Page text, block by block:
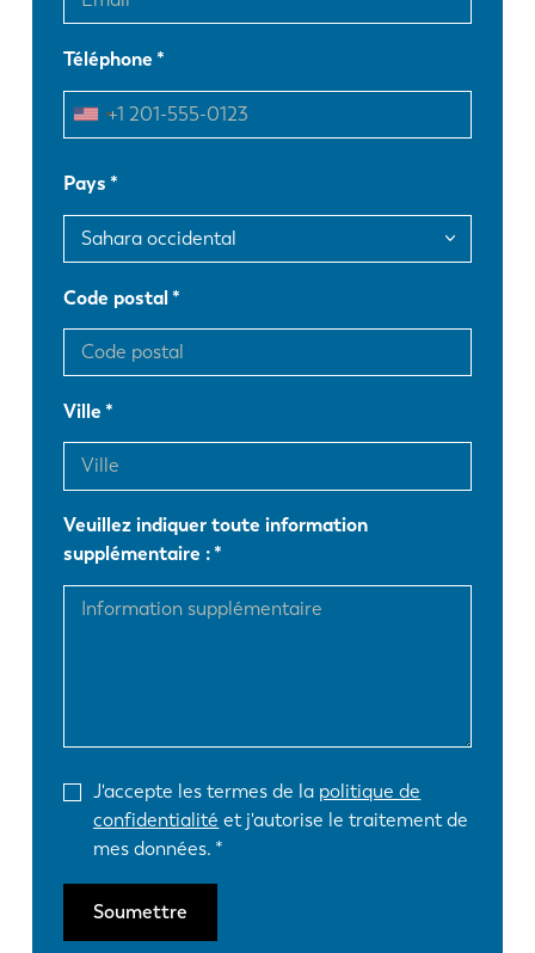
Téléphone
Pays
Code postal
Ville
Veuillez indiquer toute information
supplémentaire :
J'accepte les termes de la politique de
confidentialité et j'autorise le traitement de
mes données.
Soumettre
EN
FR
ES